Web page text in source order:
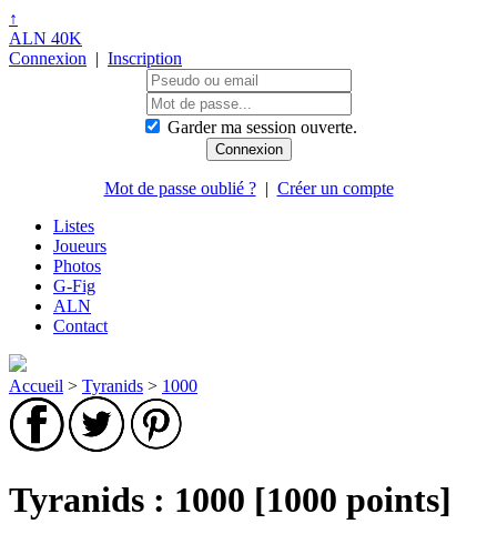
↑
ALN 40K
Connexion | Inscription
Garder ma session ouverte.
Mot de passe oublié ?| Créer un compte
Listes
Joueurs
Photos
G-Fig
ALN
Contact
Accueil > Tyranids > 1000
Tyranids : 1000 [1000 points]